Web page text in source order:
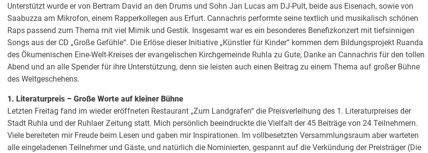
Unterstützt wurde er von Bertram David an den Drums und Sohn Jan Lucas am DJ-Pult, beide aus Eisenach, sowie von
Saabuzza am Mikrofon, einem Rapperkollegen aus Erfurt. Cannachris performte seine textlich und musikalisch schönen
Raps passend zum Thema mit viel Mimik und Gestik. Insgesamt war es ein besonderes Benefizkonzert mit tiefsinnigen
Songs aus der CD „Große Gefühle“. Die Erlöse dieser Initiative „Künstler für Kinder“ kommen dem Bildungsprojekt Ruanda
des Ökumenischen Eine-Welt-Kreises der evangelischen Kirchgemeinde Ruhla zu Gute, Danke an Cannachris für den tollen
Abend und an alle Spender für ihre Unterstützung, denn sie leisten auch einen Beitrag zu einem Thema auf großer Bühne
des Weltgeschehens.
1. Literaturpreis – Große Worte auf kleiner Bühne
Letzten Freitag fand im wieder eröffneten Restaurant „Zum Landgrafen“ die Preisverleihung des 1. Literaturpreises der
Stadt Ruhla und der Ruhlaer Zeitung statt. Mich persönlich beeindruckte die Vielfalt der 45 Beiträge von 24 Teilnehmern.
Viele bereiteten mir Freude beim Lesen und gaben mir Inspirationen. Im vollbesetzten Versammlungsraum aber warteten
alle eingeladenen Teilnehmer und Gäste, und natürlich die Nominierten, gespannt auf die Verkündung der Preisträger (Die